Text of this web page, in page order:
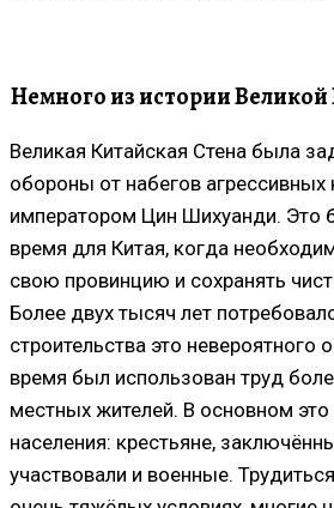
Немного из истории
Великая Китайская Стена была
обороны от набегов агрессивных
императором Цин Шихуанди. Это
время для Китая, когда
свою провинцию и сохранять
Более двух тысяч лет
строительства это невероятного
время был использован труд
местных жителей. В основном
населения: крестьяне,
участвовали и военные.